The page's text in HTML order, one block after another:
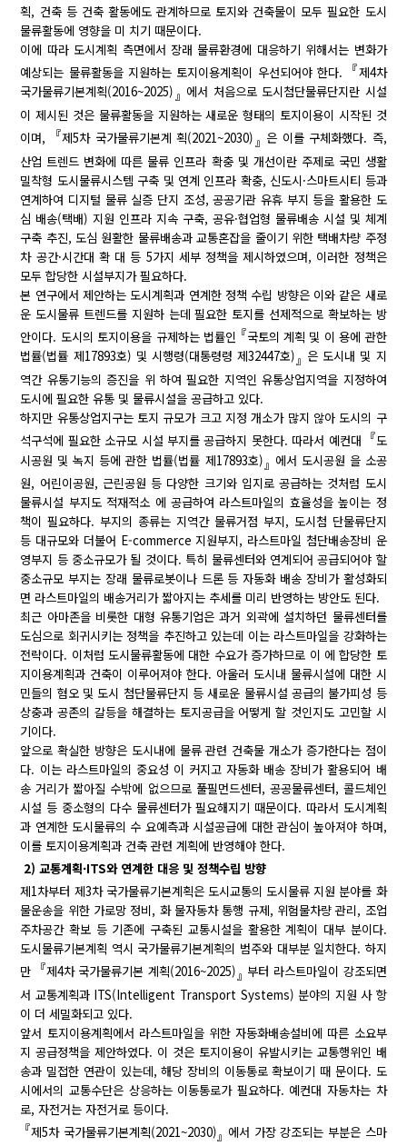
획, 건축 등 건축 활동에도 관계하므로 토지와 건축물이 모두 필요한 도시
물류활동에 영향을 미 치기 때문이다.
이에 따라 도시계획 측면에서 장래 물류환경에 대응하기 위해서는 변화가
예상되는 물류활동을 지원하는 토지이용계획이 우선되어야 한다.
『제4차
국가물류기본계획(2016~2025) 』 에서 처음으로 도시첨단물류단지란 시설
이 제시된 것은 물류활동을 지원하는 새로운 형태의 토지이용이 시작된 것
이며,
『제5차 국가물류기본계 획(2021~2030) 』 은 이를 구체화했다. 즉,
산업 트렌드 변화에 따른 물류 인프라 확충 및 개선이란 주제로 국민 생활
밀착형 도시물류시스템 구축 및 연계 인프라 확충, 신도시·스마트시티 등과
연계하여 디지털 물류 실증 단지 조성, 공공기관 유휴 부지 등을 활용한 도
심 배송(택배) 지원 인프라 지속 구축, 공유·협업형 물류배송 시설 및 체계
구축 추진, 도심 원활한 물류배송과 교통혼잡을 줄이기 위한 택배차량 주정
차 공간·시간대 확 대 등 5가지 세부 정책을 제시하였으며, 이러한 정책은
모두 합당한 시설부지가 필요하다.
본 연구에서 제안하는 도시계획과 연계한 정책 수립 방향은 이와 같은 새로
운 도시물류 트렌드를 지원하 는데 필요한 토지를 선제적으로 확보하는 방
안이다. 도시의 토지이용을 규제하는 법률인 『국토의 계획 및 이 용에 관한
법률(법률 제17893호) 및 시행령(대통령령 제32447호) 』 은 도시내 및 지
역간 유통기능의 증진을 위 하여 필요한 지역인 유통상업지역을 지정하여
도시에 필요한 유통 및 물류시설을 공급하고 있다.
하지만 유통상업지구는 토지 규모가 크고 지정 개소가 많지 않아 도시의 구
석구석에 필요한 소규모 시설 부지를 공급하지 못한다. 따라서 예컨대
『도
시공원 및 녹지 등에 관한 법률(법률 제17893호) 』 에서 도시공원 을 소공
원, 어린이공원, 근린공원 등 다양한 크기와 입지로 공급하는 것처럼 도시
물류시설 부지도 적재적소 에 공급하여 라스트마일의 효율성을 높이는 정
책이 필요하다. 부지의 종류는 지역간 물류거점 부지, 도시첨 단물류단지
등 대규모와 더불어 E-commerce 지원부지, 라스트마일 첨단배송장비 운
영부지 등 중소규모가 될 것이다. 특히 물류센터와 연계되어 공급되어야 할
중소규모 부지는 장래 물류로봇이나 드론 등 자동화 배송 장비가 활성화되
면 라스트마일의 배송거리가 짧아지는 추세를 미리 반영하는 방안도 된다.
최근 아마존을 비롯한 대형 유통기업은 과거 외곽에 설치하던 물류센터를
도심으로 회귀시키는 정책을 추진하고 있는데 이는 라스트마일을 강화하는
전략이다. 이처럼 도시물류활동에 대한 수요가 증가하므로 이 에 합당한 토
지이용계획과 건축이 이루어져야 한다. 아울러 도시내 물류시설에 대한 시
민들의 혐오 및 도시 첨단물류단지 등 새로운 물류시설 공급의 불가피성 등
상충과 공존의 갈등을 해결하는 토지공급을 어떻게 할 것인지도 고민할 시
기이다.
앞으로 확실한 방향은 도시내에 물류 관련 건축물 개소가 증가한다는 점이
다. 이는 라스트마일의 중요성 이 커지고 자동화 배송 장비가 활용되어 배
송 거리가 짧아질 수밖에 없으므로 풀필먼드센터, 공공물류센터, 콜드체인
시설 등 중소형의 다수 물류센터가 필요해지기 때문이다. 따라서 도시계획
과 연계한 도시물류의 수 요예측과 시설공급에 대한 관심이 높아져야 하며,
이를 토지이용계획과 건축 관련 계획에 반영해야 한다.
2) 교통계획·ITS와 연계한 대응 및 정책수립 방향
제1차부터 제3차 국가물류기본계획은 도시교통의 도시물류 지원 분야를 화
물운송을 위한 가로망 정비, 화 물자동차 통행 규제, 위험물차량 관리, 조업
주차공간 확보 등 기존에 구축된 교통시설을 활용한 계획이 대부 분이다.
도시물류기본계획 역시 국가물류기본계획의 범주와 대부분 일치한다. 하지
만
『제4차 국가물류기본 계획(2016~2025)』 부터 라스트마일이 강조되면
서 교통계획과 ITS(Intelligent Transport Systems) 분야의 지원 사 항
이 더 세밀화되고 있다.
앞서 토지이용계획에서 라스트마일을 위한 자동화배송설비에 따른 소요부
지 공급정책을 제안하였다. 이 것은 토지이용이 유발시키는 교통행위인 배
송과 밀접한 연관이 있는데, 해당 장비의 이동통로 확보이기 때 문이다. 도
시에서의 교통수단은 상응하는 이동통로가 필요하다. 예컨대 자동차는 차
로, 자전거는 자전거로 등이다.
『제5차 국가물류기본계획(2021~2030)』 에서 가장 강조되는 부분은 스마